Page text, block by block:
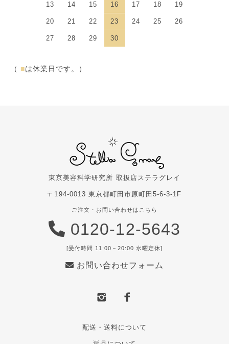
13 14 15 16 17 18 19
20 21 22 23 24 25 26
27 28 29 30
（ ■は休業日です。）
東京美容科学研究所 取扱店 ステラグレイ
〒194-0013 東京都町田市原町田5-6-3-1F
ご注文・お問い合わせはこちら
0120-12-5643
[受付時間 11:00－20:00 水曜定休]
お問い合わせフォーム
配送・送料について